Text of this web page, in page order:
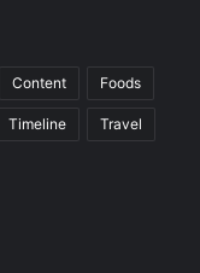
Content Foods
Timeline Travel